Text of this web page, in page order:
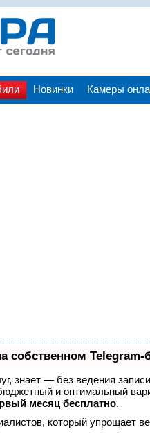
Новинки Камеры
собственном Telegram-
знает — без ведения
и оптимальный
месяц бесплатно.
который упрощает